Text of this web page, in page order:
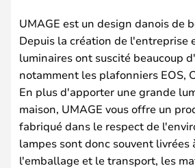
UMAGE est un design danois de
Depuis la création de l'entreprise
luminaires ont suscité beaucoup
notamment les plafonniers EOS,
En plus d'apporter une grande
maison, UMAGE vous offre un
fabriqué dans le respect de
lampes sont donc souvent livrées
l'emballage et le transport, les